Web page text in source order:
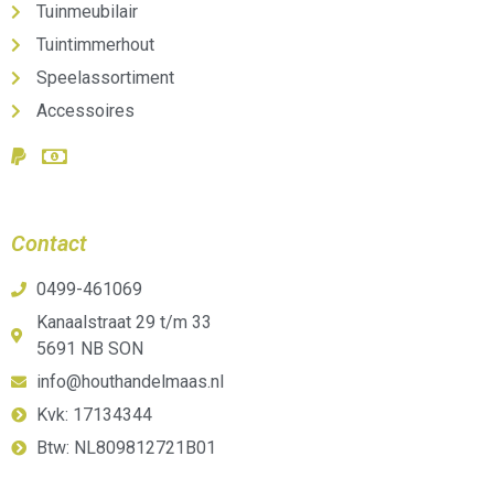
Tuinmeubilair
Tuintimmerhout
Speelassortiment
Accessoires
Contact
0499-461069
Kanaalstraat 29 t/m 33
5691 NB SON
info@houthandelmaas.nl
Kvk: 17134344
Btw: NL809812721B01